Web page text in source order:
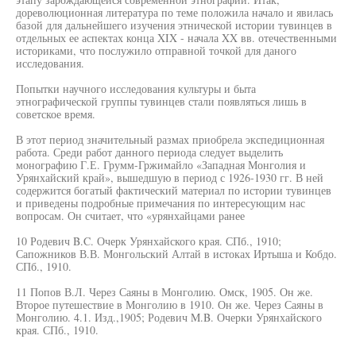
дореволюционная литература по теме положила начало и явилась
базой для дальнейшего изучения этнической истории тувинцев в
отдельных ее аспектах конца XIX - начала XX вв. отечественными
историками, что послужило отправной точкой для даного
исследования.
Попытки научного исследования культуры и быта
этнографической группы тувинцев стали появляться лишь в
советское время.
В этот период значительный размах приобрела экспедиционная
работа. Среди работ данного периода следует выделить
монографию Г.Е. Грумм-Гржимайло «Западная Монголия и
Урянхайский край», вышедшую в период с 1926-1930 гг. В ней
содержится богатый фактический материал по истории тувинцев
и приведены подробные примечания по интересующим нас
вопросам. Он считает, что «урянхайцами ранее
10 Родевич B.C. Очерк Урянхайского края. СПб., 1910;
Сапожников В.В. Монгольский Алтай в истоках Иртыша и Кобдо.
СПб., 1910.
11 Попов В.Л. Через Саяны в Монголию. Омск, 1905. Он же.
Второе путешествие в Монголию в 1910. Он же. Через Саяны в
Монголию. 4.1. Изд.,1905; Родевич M.B. Очерки Урянхайского
края. СПб., 1910.